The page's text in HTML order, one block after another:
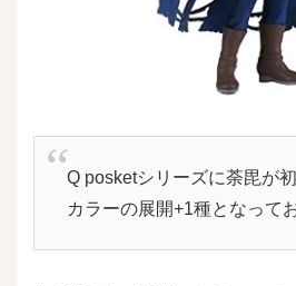
Q posketシリーズに荼毘が
カラーの展開+1種となって